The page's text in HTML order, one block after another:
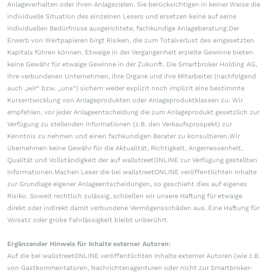
Anlageverhalten oder ihren Anlagezielen. Sie berücksichtigen in keiner Weise die
individuelle Situation des einzelnen Lesers und ersetzen keine auf seine
individuellen Bedürfnisse ausgerichtete, fachkundige Anlageberatung.Der
Erwerb von Wertpapieren birgt Risiken, die zum Totalverlust des eingesetzten
Kapitals führen können. Etwaige in der Vergangenheit erzielte Gewinne bieten
keine Gewähr für etwaige Gewinne in der Zukunft. Die Smartbroker Holding AG,
ihre verbundenen Unternehmen, ihre Organe und ihre Mitarbeiter (nachfolgend
auch „wir“ bzw. „uns“) sichern weder explizit noch implizit eine bestimmte
Kursentwicklung von Anlageprodukten oder Anlageproduktklassen zu. Wir
empfehlen, vor jeder Anlageentscheidung die zum Anlageprodukt gesetzlich zur
Verfügung zu stellenden Informationen (z.B. den Verkaufsprospekt) zur
Kenntnis zu nehmen und einen fachkundigen Berater zu konsultieren.Wir
übernehmen keine Gewähr für die Aktualität, Richtigkeit, Angemessenheit,
Qualität und Vollständigkeit der auf wallstreetONLINE zur Verfügung gestellten
Informationen.Machen Leser die bei wallstreetONLINE veröffentlichten Inhalte
zur Grundlage eigener Anlageentscheidungen, so geschieht dies auf eigenes
Risiko. Soweit rechtlich zulässig, schließen wir unsere Haftung für etwaige
direkt oder indirekt damit verbundene Vermögensschäden aus. Eine Haftung für
Vorsatz oder grobe Fahrlässigkeit bleibt unberührt.
Ergänzender Hinweis für Inhalte externer Autoren:
Auf die bei wallstreetONLINE veröffentlichten Inhalte externer Autoren (wie z.B.
von Gastkommentatoren, Nachrichtenagenturen oder nicht zur Smartbroker-